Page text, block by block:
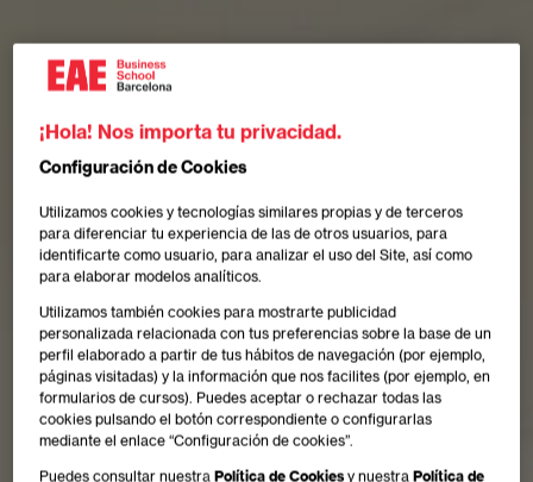
¡Hola! Nos importa tu privacidad.
Configuración de Cookies
Utilizamos cookies y tecnologías similares propias y de terceros
para diferenciar tu experiencia de las de otros usuarios, para
identificarte como usuario, para analizar el uso del Site, así como
para elaborar modelos analíticos.
Utilizamos también cookies para mostrarte publicidad
personalizada relacionada con tus preferencias sobre la base de un
perfil elaborado a partir de tus hábitos de navegación (por ejemplo,
páginas visitadas) y la información que nos facilites (por ejemplo, en
formularios de cursos). Puedes aceptar o rechazar todas las
cookies pulsando el botón correspondiente o configurarlas
mediante el enlace “Configuración de cookies”.
Puedes consultar nuestraPolítica de Cookies y nuestraPolítica de